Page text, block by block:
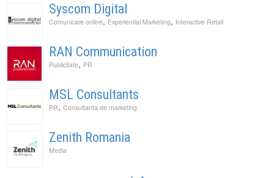
Syscom Digital
Comunicare online, Experiential Marketing, Interactive Retail
RAN Communication
Publicitate, PR
MSL Consultants
PR, Consultanta de marketing
Zenith Romania
Media